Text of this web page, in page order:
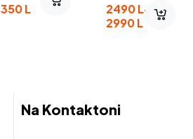
350L 2490L–
2990L
Na Kontaktoni